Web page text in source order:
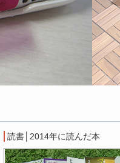
読書 2014年に読んだ本